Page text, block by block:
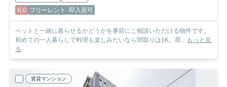
礼0 フリーレント 即入居可
ペットと一緒に暮らせるかどうかを事前にご相談いただける物件です。
初めての一人暮らしで料理も楽しみたいなら間取りは1K。荷... もっと見
る
賃貸マンション